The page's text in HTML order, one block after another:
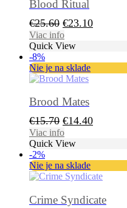
Blood Ritual
€25.60 Pôvodná
cena
bola:
€25.60.
€23.10Aktuálna
€23.10.
Viac info
Quick View
-8%
Nie je na sklade
Brood Mates
€15.70 Pôvodná
cena
bola:
€15.70.
€14.40Aktuálna
€14.40.
Viac info
Quick View
-2%
Nie je na sklade
Crime Syndicate